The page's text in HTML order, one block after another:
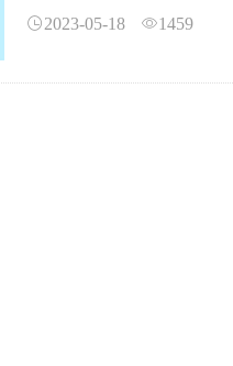
2023-05-18 1459